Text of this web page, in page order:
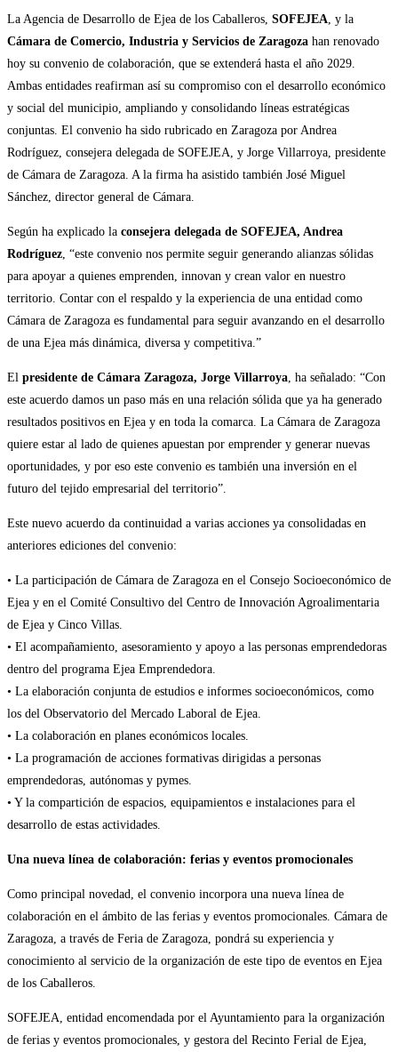
La Agencia de Desarrollo de Ejea de los Caballeros, SOFEJEA , y la
Cámara de Comercio, Industria y Servicios de Zaragoza han renovado
hoy su convenio de colaboración, que se extenderá hasta el año 2029.
Ambas entidades reafirman así su compromiso con el desarrollo económico
y social del municipio, ampliando y consolidando líneas estratégicas
conjuntas. El convenio ha sido rubricado en Zaragoza por Andrea
Rodríguez, consejera delegada de SOFEJEA, y Jorge Villarroya, presidente
de Cámara de Zaragoza. A la firma ha asistido también José Miguel
Sánchez, director general de Cámara.
Según ha explicado la consejera delegada de SOFEJEA, Andrea
Rodríguez , “este convenio nos permite seguir generando alianzas sólidas
para apoyar a quienes emprenden, innovan y crean valor en nuestro
territorio. Contar con el respaldo y la experiencia de una entidad como
Cámara de Zaragoza es fundamental para seguir avanzando en el desarrollo
de una Ejea más dinámica, diversa y competitiva.”
El presidente de Cámara Zaragoza, Jorge Villarroya , ha señalado: “Con
este acuerdo damos un paso más en una relación sólida que ya ha generado
resultados positivos en Ejea y en toda la comarca. La Cámara de Zaragoza
quiere estar al lado de quienes apuestan por emprender y generar nuevas
oportunidades, y por eso este convenio es también una inversión en el
futuro del tejido empresarial del territorio”.
Este nuevo acuerdo da continuidad a varias acciones ya consolidadas en
anteriores ediciones del convenio:
• La participación de Cámara de Zaragoza en el Consejo Socioeconómico de
Ejea y en el Comité Consultivo del Centro de Innovación Agroalimentaria
de Ejea y Cinco Villas.
• El acompañamiento, asesoramiento y apoyo a las personas emprendedoras
dentro del programa Ejea Emprendedora.
• La elaboración conjunta de estudios e informes socioeconómicos, como
los del Observatorio del Mercado Laboral de Ejea.
• La colaboración en planes económicos locales.
• La programación de acciones formativas dirigidas a personas
emprendedoras, autónomas y pymes.
• Y la compartición de espacios, equipamientos e instalaciones para el
desarrollo de estas actividades.
Una nueva línea de colaboración: ferias y eventos promocionales
Como principal novedad, el convenio incorpora una nueva línea de
colaboración en el ámbito de las ferias y eventos promocionales. Cámara de
Zaragoza, a través de Feria de Zaragoza, pondrá su experiencia y
conocimiento al servicio de la organización de este tipo de eventos en Ejea
de los Caballeros.
SOFEJEA, entidad encomendada por el Ayuntamiento para la organización
de ferias y eventos promocionales, y gestora del Recinto Ferial de Ejea,